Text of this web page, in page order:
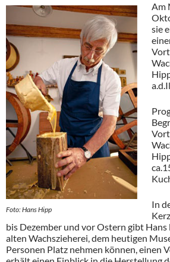
Foto: Hans Hipp
Am
sie
In
bis Dezember und vor Ostern gibt
alten Wachszieherei, dem heutigen
Personen Platz nehmen können, einen